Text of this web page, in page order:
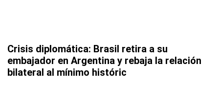
Crisis diplomática: Brasil retira a su
embajador en Argentina y rebaja la relación
bilateral al mínimo históric